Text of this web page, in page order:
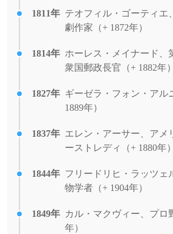
1811年 テオフィル・ゴーティエ
劇作家（+ 1872年）
1814年 ホーレス・メイナード、
衆国郵政長官（+ 1882年）
1827年 ギーゼラ・フォン・アル
1889年）
1837年 エレン・アーサー、アメ
ーストレディ（+ 1880年）
1844年 フリードリヒ・ラッツェ
物学者（+ 1904年）
1849年 カル・マクヴィー、プロ
年）